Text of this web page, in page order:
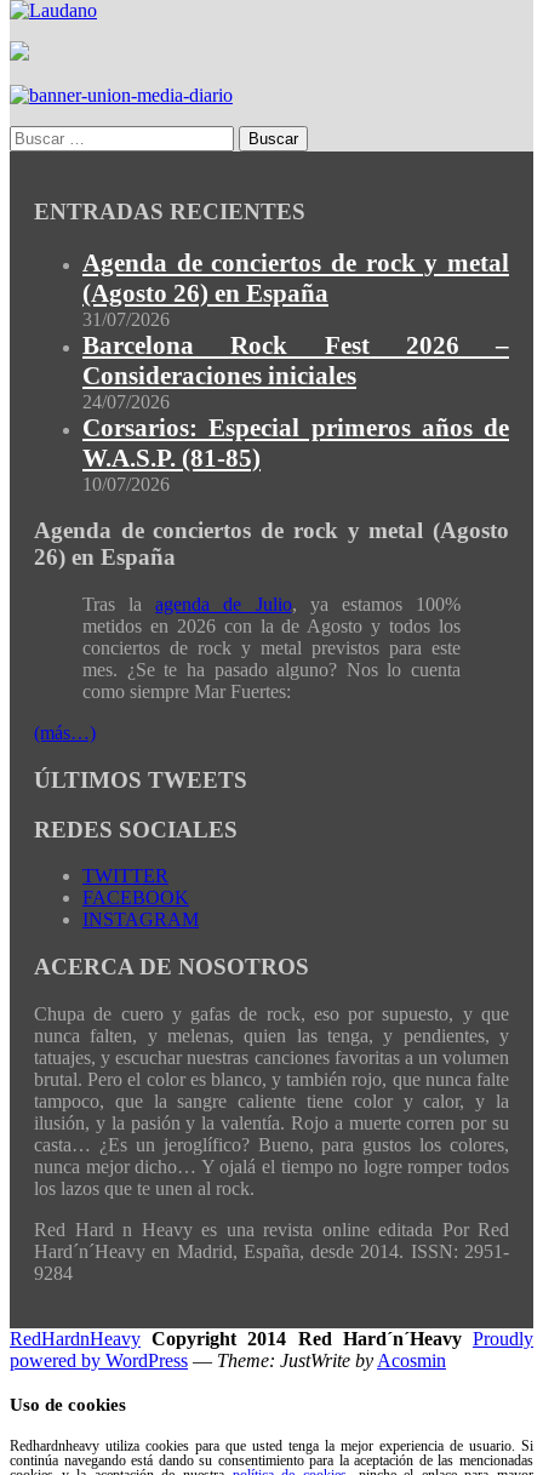
ENTRADAS RECIENTES
Agenda de conciertos de rock y metal
(Agosto 26) en España
31/07/2026
Barcelona Rock Fest 2026 –
Consideraciones iniciales
24/07/2026
Corsarios: Especial primeros años de
W.A.S.P. (81-85)
10/07/2026
Agenda de conciertos de rock y metal (Agosto
26) en España
Tras laagenda de Julio, ya estamos 100%
metidos en 2026 con la de Agosto y todos los
conciertos de rock y metal previstos para este
mes. ¿Se te ha pasado alguno? Nos lo cuenta
como siempre Mar Fuertes:
(más…)
ÚLTIMOS TWEETS
REDES SOCIALES
TWITTER
FACEBOOK
INSTAGRAM
ACERCA DE NOSOTROS
Chupa de cuero y gafas de rock, eso por supuesto, y que
nunca falten, y melenas, quien las tenga, y pendientes, y
tatuajes, y escuchar nuestras canciones favoritas a un volumen
brutal. Pero el color es blanco, y también rojo, que nunca falte
tampoco, que la sangre caliente tiene color y calor, y la
ilusión, y la pasión y la valentía. Rojo a muerte corren por su
casta… ¿Es un jeroglífico? Bueno, para gustos los colores,
nunca mejor dicho… Y ojalá el tiempo no logre romper todos
los lazos que te unen al rock.
Red Hard n Heavy es una revista online editada Por Red
Hard´n´Heavy en Madrid, España, desde 2014. ISSN: 2951-
9284
RedHardnHeavy Copyright 2014 Red Hard´n´Heavy Proudly
powered by WordPress — Theme: JustWrite by Acosmin
Uso de cookies
Redhardnheavy utiliza cookies para que usted tenga la mejor experiencia de usuario. Si
continúa navegando está dando su consentimiento para la aceptación de las mencionadas